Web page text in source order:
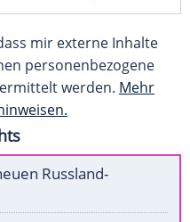
mir externe Inhalte
personenbezogene
werden. Mehr
Russland-